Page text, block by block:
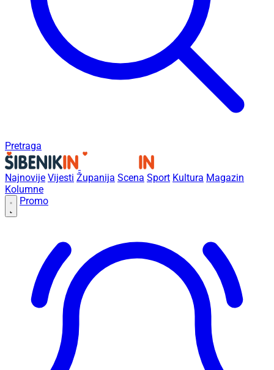
Pretraga
Najnovije Vijesti Županija Scena Sport Kultura Magazin
Kolumne
Promo